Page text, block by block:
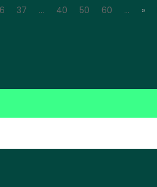
37 … 40 50 60 … »